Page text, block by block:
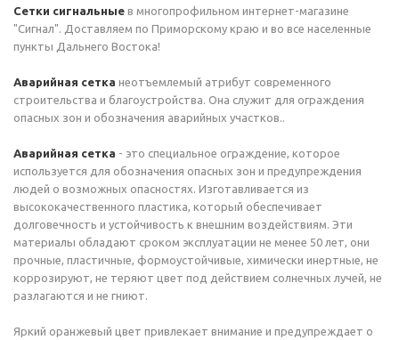
Сетки сигнальные в многопрофильном интернет-магазине
"Сигнал". Доставляем по Приморскому краю и во все населенные
пункты Дальнего Востока!
Аварийная сетка неотъемлемый атрибут современного
строительства и благоустройства. Она служит для ограждения
опасных зон и обозначения аварийных участков..
Аварийная сетка - это специальное ограждение, которое
используется для обозначения опасных зон и предупреждения
людей о возможных опасностях. Изготавливается из
высококачественного пластика, который обеспечивает
долговечность и устойчивость к внешним воздействиям. Эти
материалы обладают сроком эксплуатации не менее 50 лет, они
прочные, пластичные, формоустойчивые, химически инертные, не
коррозируют, не теряют цвет под действием солнечных лучей, не
разлагаются и не гниют.
Яркий оранжевый цвет привлекает внимание и предупреждает о